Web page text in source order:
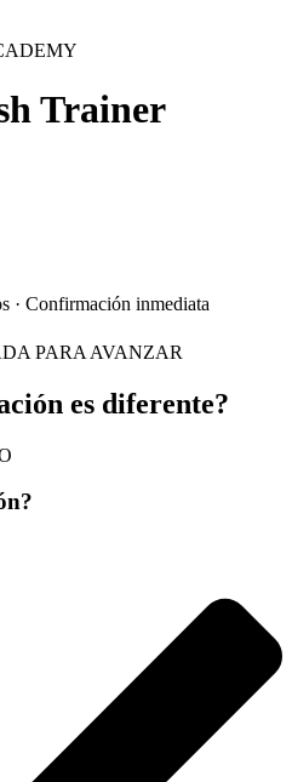
Trainer
· Confirmación inmediata
PARA AVANZAR
es diferente?